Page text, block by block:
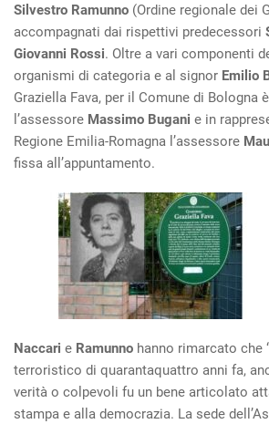
Silvestro Ramunno (Ordine regionale dei
accompagnati dai rispettivi predecessori
Giovanni Rossi. Oltre a vari componenti
organismi di categoria e al signor Emilio
Graziella Fava, per il Comune di Bologna
l’assessore Massimo Bugani e in
Regione Emilia-Romagna l’assessore
fissa all’appuntamento.
Naccari e Ramunno hanno rimarcato che
terroristico di quarantaquattro anni fa,
verità o colpevoli fu un bene articolato
stampa e alla democrazia. La sede